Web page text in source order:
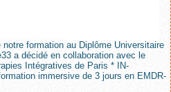
formation au Diplôme Universitaire
a décidé en collaboration avec le
Intégratives de Paris * IN-
immersive de 3 jours en EMDR-